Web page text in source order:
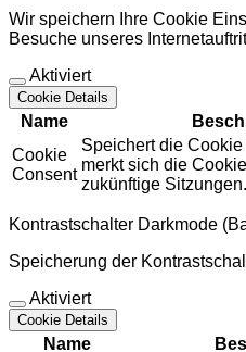
Wir speichern Ihre Cookie
Besuche unseres
Aktiviert
Cookie Details
Name
Cookie
Consent
Speichert die
merkt sich die
zukünftige Sitzungen.
Kontrastschalter Darkmode
Speicherung der
Aktiviert
Cookie Details
Name